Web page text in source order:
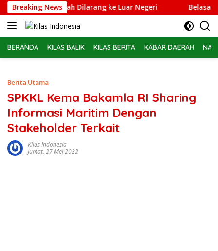
Langsung
ke
konten
Breaking News
Adriansyah Dilarang ke Luar Negeri Belasan
BERANDA KILAS BALIK KILAS BERITA KABAR DAERAH
Berita Utama
SPKKL Kema Bakamla RI Sharing
Informasi Maritim Dengan
Stakeholder Terkait
Kilas Indonesia
Jumat, 27 Mei 2022